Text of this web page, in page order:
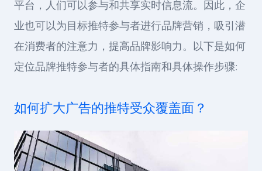
平台，人们可以参与和共享实时信息流。因此，企
业也可以为目标推特参与者进行品牌营销，吸引潜
在消费者的注意力，提高品牌影响力。以下是如何
定位品牌推特参与者的具体指南和具体操作步骤:
如何扩大广告的推特受众覆盖面？